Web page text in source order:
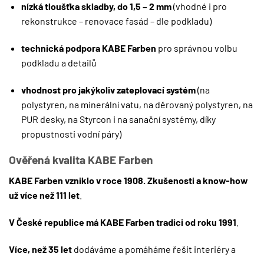
nízká tloušťka skladby, do 1,5 – 2 mm(vhodné i pro
rekonstrukce – renovace fasád – dle podkladu)
technická podpora KABE Farben pro správnou volbu
podkladu a detailů
vhodnost pro jakýkoliv zateplovací systém(na
polystyren, na minerální vatu, na děrovaný polystyren, na
PUR desky, na Styrcon i na sanační systémy, díky
propustnosti vodní páry)
Ověřená kvalita KABE Farben
KABE Farben vzniklo v roce 1908. Zkušenosti a know-how
už více než 111 let
V České republice má KABE Farben tradici od roku 1991
Více, než 35 let dodáváme a pomáháme řešit interiéry a